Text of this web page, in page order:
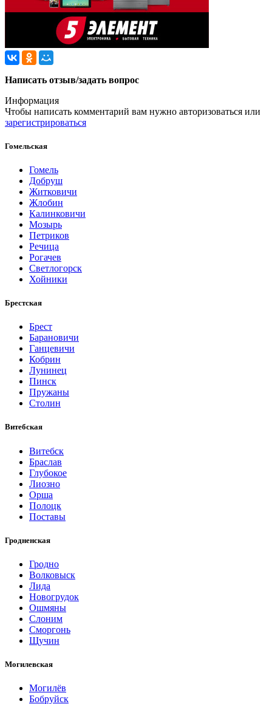
Написать отзыв/задать вопрос
Информация
Чтобы написать комментарий вам нужно авторизоваться или
зарегистрироваться
Гомельская
Гомель
Добруш
Житковичи
Жлобин
Калинковичи
Мозырь
Петриков
Речица
Рогачев
Светлогорск
Хойники
Брестская
Брест
Барановичи
Ганцевичи
Кобрин
Лунинец
Пинск
Пружаны
Столин
Витебская
Витебск
Браслав
Глубокое
Лиозно
Орша
Полоцк
Поставы
Гродненская
Гродно
Волковыск
Лида
Новогрудок
Ошмяны
Слоним
Сморгонь
Щучин
Могилевская
Могилёв
Бобруйск